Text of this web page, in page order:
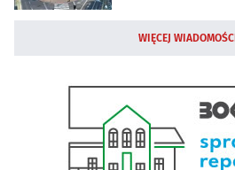
WIĘCEJ WIADOMOŚCI